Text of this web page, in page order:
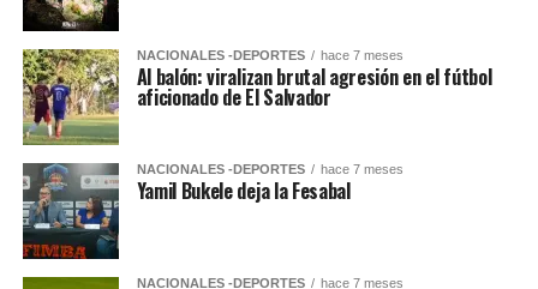
NACIONALES -DEPORTES hace 7 meses
Al balón: viralizan brutal agresión en el fútbol
aficionado de El Salvador
NACIONALES -DEPORTES hace 7 meses
Yamil Bukele deja la Fesabal
NACIONALES -DEPORTES hace 7 meses